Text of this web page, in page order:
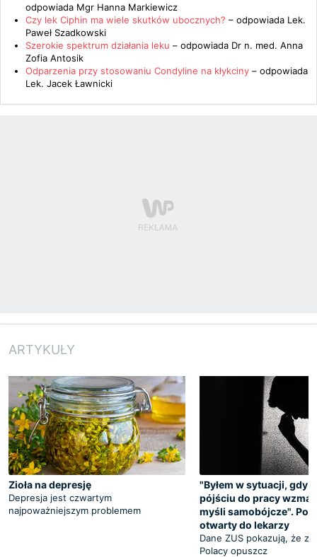
odpowiada Mgr Hanna Markiewicz
Czy lek Ciphin ma wiele skutków ubocznych? – odpowiada Lek.
Paweł Szadkowski
Szerokie spektrum działania leku – odpowiada Dr n. med. Anna
Zofia Antosik
Odparzenia przy stosowaniu Condyline na kłykciny – odpowiada
Lek. Jacek Ławnicki
ARTYKUŁY
Zioła na depresję
Depresja jest czwartym
najpoważniejszym problemem
"Byłem w sytuacji, gdy
pójściu do pracy
myśli samobójcze".
otwarty do lekarzy
Dane ZUS pokazują, że z
Polacy opuszcz